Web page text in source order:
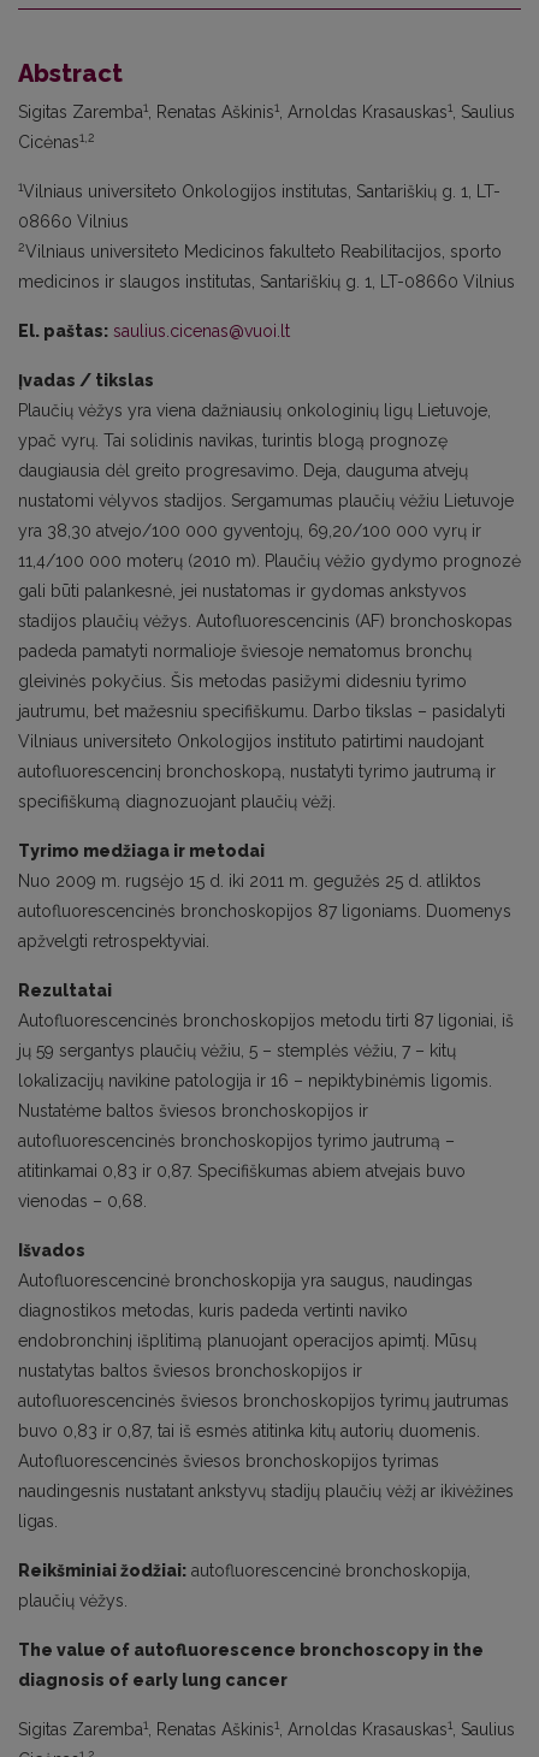
Abstract
Sigitas Zaremba1 , Renatas Aškinis1 , Arnoldas Krasauskas1
, Saulius
Cicėnas1,2
1Vilniaus universiteto Onkologijos institutas, Santariškių g. 1, LT-
08660 Vilnius
2Vilniaus universiteto Medicinos fakulteto Reabilitacijos, sporto
medicinos ir slaugos institutas, Santariškių g. 1, LT-08660 Vilnius
El. paštas: saulius.cicenas@vuoi.lt
Įvadas / tikslas
Plaučių vėžys yra viena dažniausių onkologinių ligų Lietuvoje,
ypač vyrų. Tai solidinis navikas, turintis blogą prognozę
daugiausia dėl greito progresavimo. Deja, dauguma atvejų
nustatomi vėlyvos stadijos. Sergamumas plaučių vėžiu Lietuvoje
yra 38,30 atvejo/100 000 gyventojų, 69,20/100 000 vyrų ir
11,4/100 000 moterų (2010 m). Plaučių vėžio gydymo prognozė
gali būti palankesnė, jei nustatomas ir gydomas ankstyvos
stadijos plaučių vėžys. Autofluorescencinis (AF) bronchoskopas
padeda pamatyti normalioje šviesoje nematomus bronchų
gleivinės pokyčius. Šis metodas pasižymi didesniu tyrimo
jautrumu, bet mažesniu specifiškumu. Darbo tikslas – pasidalyti
Vilniaus universiteto Onkologijos instituto patirtimi naudojant
autofluorescencinį bronchoskopą, nustatyti tyrimo jautrumą ir
specifiškumą diagnozuojant plaučių vėžį.
Tyrimo medžiaga ir metodai
Nuo 2009 m. rugsėjo 15 d. iki 2011 m. gegužės 25 d. atliktos
autofluorescencinės bronchoskopijos 87 ligoniams. Duomenys
apžvelgti retrospektyviai.
Rezultatai
Autofluorescencinės bronchoskopijos metodu tirti 87 ligoniai, iš
jų 59 sergantys plaučių vėžiu, 5 – stemplės vėžiu, 7 – kitų
lokalizacijų navikine patologija ir 16 – nepiktybinėmis ligomis.
Nustatėme baltos šviesos bronchoskopijos ir
autofluorescencinės bronchoskopijos tyrimo jautrumą –
atitinkamai 0,83 ir 0,87. Specifiškumas abiem atvejais buvo
vienodas – 0,68.
Išvados
Autofluorescencinė bronchoskopija yra saugus, naudingas
diagnostikos metodas, kuris padeda vertinti naviko
endobronchinį išplitimą planuojant operacijos apimtį. Mūsų
nustatytas baltos šviesos bronchoskopijos ir
autofluorescencinės šviesos bronchoskopijos tyrimų jautrumas
buvo 0,83 ir 0,87, tai iš esmės atitinka kitų autorių duomenis.
Autofluorescencinės šviesos bronchoskopijos tyrimas
naudingesnis nustatant ankstyvų stadijų plaučių vėžį ar ikivėžines
ligas.
Reikšminiai žodžiai: autofluorescencinė bronchoskopija,
plaučių vėžys.
The value of autofluorescence bronchoscopy in the
diagnosis of early lung cancer
Sigitas Zaremba1 , Renatas Aškinis1 , Arnoldas Krasauskas1
, Saulius